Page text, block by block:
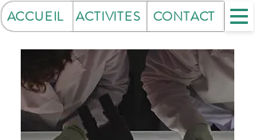
ACTIVITES CONTACT
ACCUEIL